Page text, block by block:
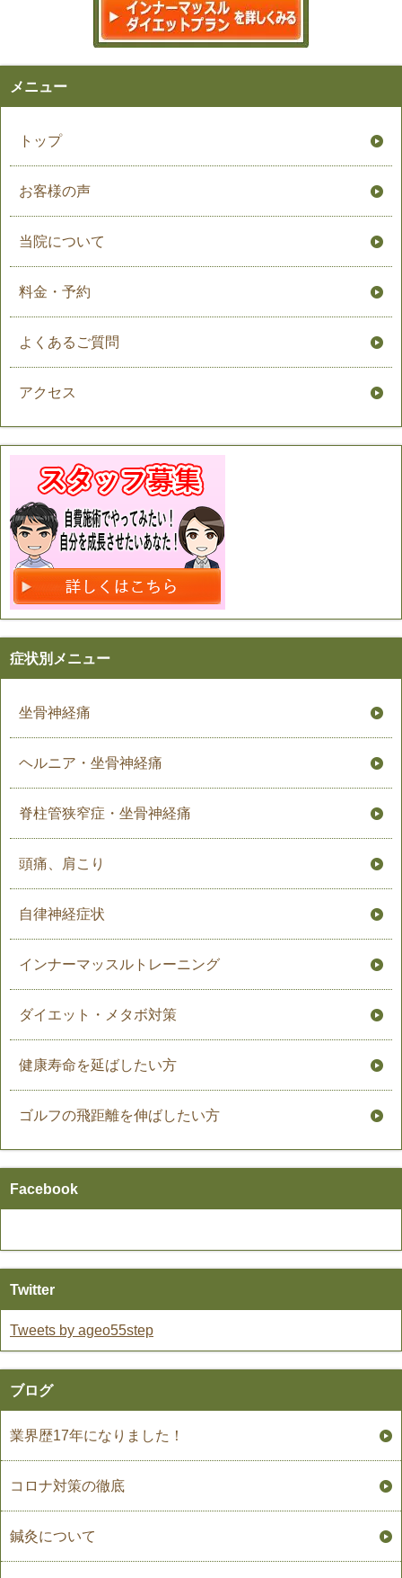
メニュー
トップ
お客様の声
当院について
料金・予約
よくあるご質問
アクセス
症状別メニュー
坐骨神経痛
ヘルニア・坐骨神経痛
脊柱管狭窄症・坐骨神経痛
頭痛、肩こり
自律神経症状
インナーマッスルトレーニング
ダイエット・メタボ対策
健康寿命を延ばしたい方
ゴルフの飛距離を伸ばしたい方
Facebook
Twitter
Tweets by ageo55step
ブログ
業界歴17年になりました！
コロナ対策の徹底
鍼灸について